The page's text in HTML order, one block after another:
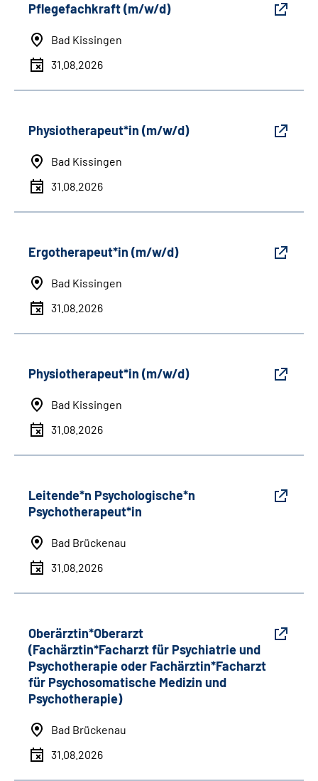
Pflegefachkraft (m/w/d)
Bad Kissingen
31.08.2026
Physiotherapeut*in (m/w/d)
Bad Kissingen
31.08.2026
Ergotherapeut*in (m/w/d)
Bad Kissingen
31.08.2026
Physiotherapeut*in (m/w/d)
Bad Kissingen
31.08.2026
Leitende*n Psychologische*n
Psychotherapeut*in
Bad Brückenau
31.08.2026
Oberärztin*Oberarzt
(Fachärztin*Facharzt für Psychiatrie und
Psychotherapie oder Fachärztin*Facharzt
für Psychosomatische Medizin und
Psychotherapie)
Bad Brückenau
31.08.2026